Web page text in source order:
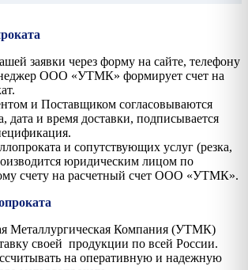
заявки через форму на сайте, телефону
ООО «УТМК» формирует счет на
и Поставщиком согласовываются
дата и время доставки, подписывается
и сопутствующих услуг (резка,
юридическим лицом по
счету на расчетный счет ООО «УТМК».
Металлургическая Компания (УТМК)
своей продукции по всей России.
на оперативную и надежную